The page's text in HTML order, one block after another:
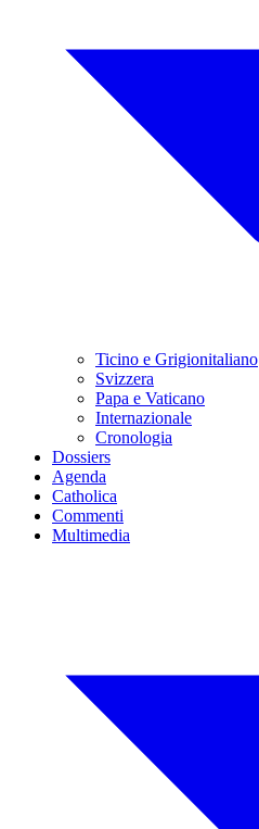
Ticino e Grigionitaliano
Svizzera
Papa e Vaticano
Internazionale
Cronologia
Dossiers
Agenda
Catholica
Commenti
Multimedia